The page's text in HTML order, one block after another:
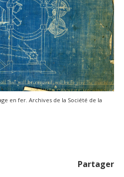
en fer. Archives de la Société de la
Partager